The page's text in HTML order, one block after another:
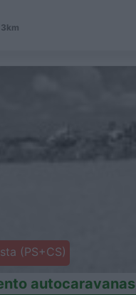
(PS+CS)
autocaravanas